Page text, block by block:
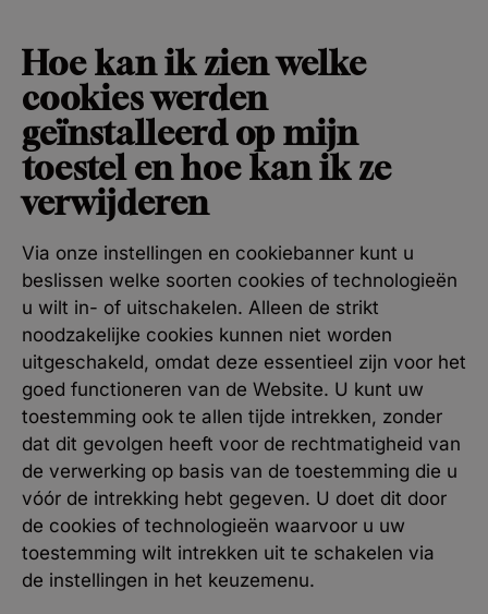
Hoe kan ik zien welke
cookies werden
geïnstalleerd op mijn
toestel en hoe kan ik ze
verwijderen
Via onze instellingen en cookiebanner kunt u
beslissen welke soorten cookies of technologieën
u wilt in- of uitschakelen. Alleen de strikt
noodzakelijke cookies kunnen niet worden
uitgeschakeld, omdat deze essentieel zijn voor het
goed functioneren van de Website. U kunt uw
toestemming ook te allen tijde intrekken, zonder
dat dit gevolgen heeft voor de rechtmatigheid van
de verwerking op basis van de toestemming die u
vóór de intrekking hebt gegeven. U doet dit door
de cookies of technologieën waarvoor u uw
toestemming wilt intrekken uit te schakelen via
de instellingen in het keuzemenu.